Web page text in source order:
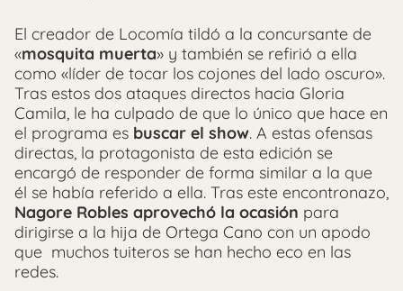
El creador de Locomía tildó a la concursante de
«mosquita muerta» y también se refirió a ella
como «líder de tocar los cojones del lado oscuro».
Tras estos dos ataques directos hacia Gloria
Camila, le ha culpado de que lo único que hace en
el programa es buscar el show. A estas ofensas
directas, la protagonista de esta edición se
encargó de responder de forma similar a la que
él se había referido a ella. Tras este encontronazo,
Nagore Robles aprovechó la ocasión para
dirigirse a la hija de Ortega Cano con un apodo
que muchos tuiteros se han hecho eco en las
redes.